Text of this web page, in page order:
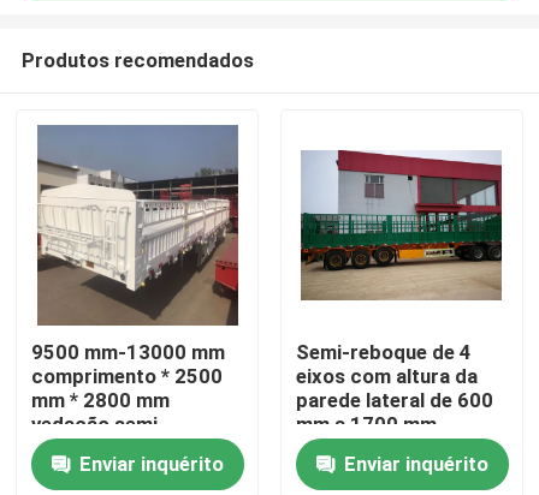
Casa
Produtos recomendados
9500 mm-13000 mm
comprimento * 2500
mm * 2800 mm
vedação semi-
reboque com
suspensão mecânica
Enviar inquérito
Semi-reboque de 4
eixos com altura da
parede lateral de 600
mm a 1700 mm
Enviar inquérito